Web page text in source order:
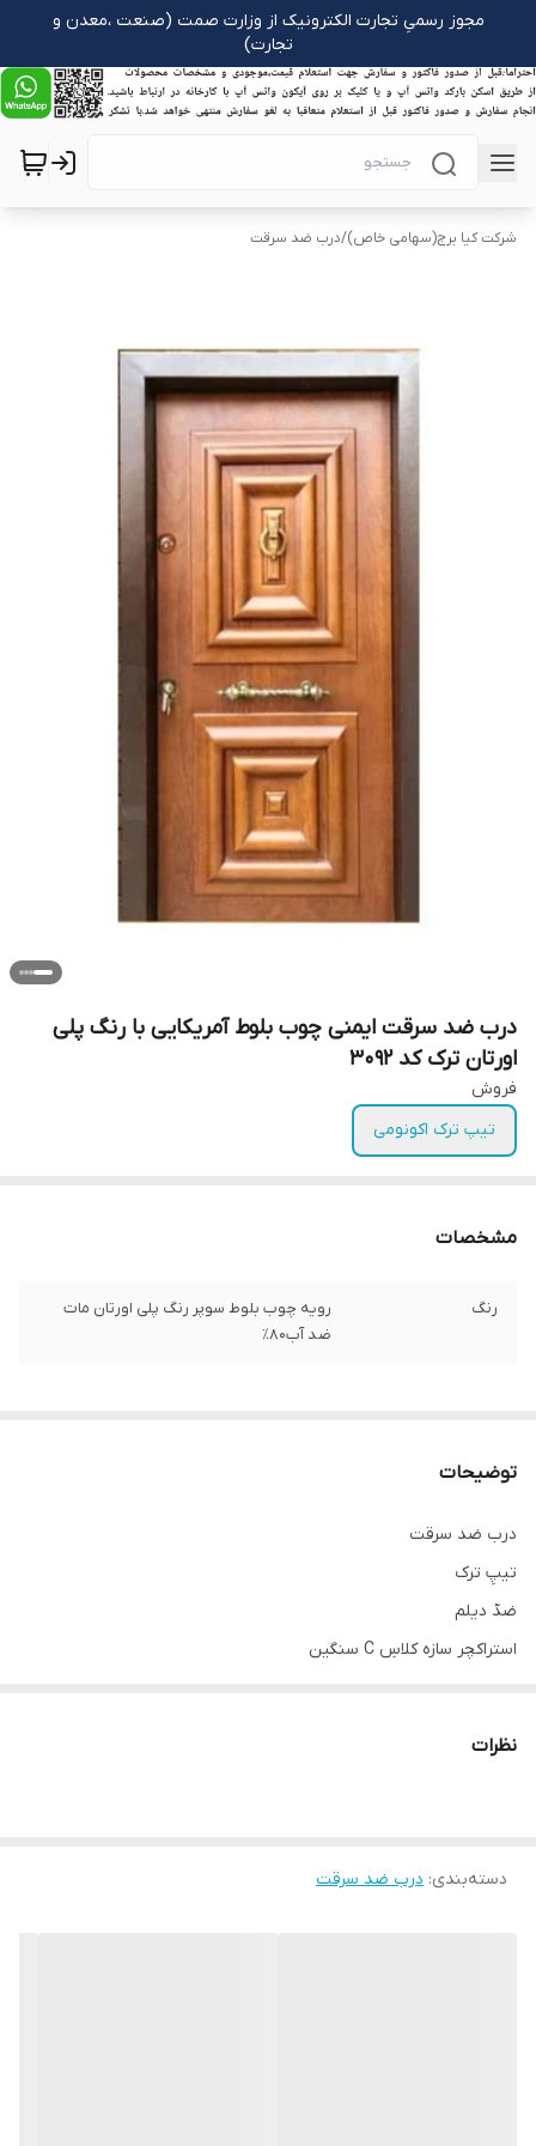
مجوز رسمیِ تجارت الکترونیک از وزارت صمت (صنعت ،معدن و
تجارت)
شرکت کیا برج(سهامی خاص)/درب ضد سرقت
درب ضد سرقت ایمنی چوب بلوط آمریکایی با رنگ پلی
اورتان ترک کد ۳۰۹۲
فروش
تیپ ترک اکونومی
مشخصات
رنگ
رویه چوب بلوط سوپر رنگ پلی اورتان مات
ضد آب۸۰٪
توضیحات
درب ضد سرقت
تیپِ ترک
ضدّ دیلم
استراکچر سازه کلاسِ C سنگین
دستگیره،چشمی و درکوب لوکس آنتیک
نظرات
دسته‌بندی: درب ضد سرقت